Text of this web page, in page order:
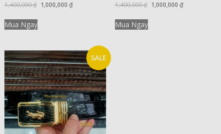
1,400,000₫ 1,000,000 ₫
Mua Ngay
1,400,000₫ 1,000,000 ₫
Mua Ngay
SALE